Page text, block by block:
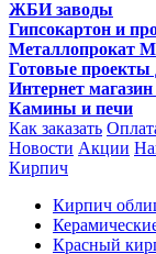
ЖБИ заводы
Гипсокартон и
Металлопрокат
Готовые проекты
Интернет
Камины и печи
Как заказать
Новости Акции
Кирпич
Кирпич
Красный